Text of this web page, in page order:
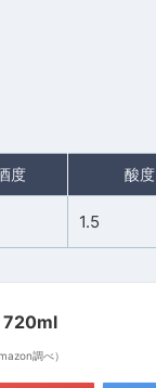
度 酸度
1.5
720ml
調べ）